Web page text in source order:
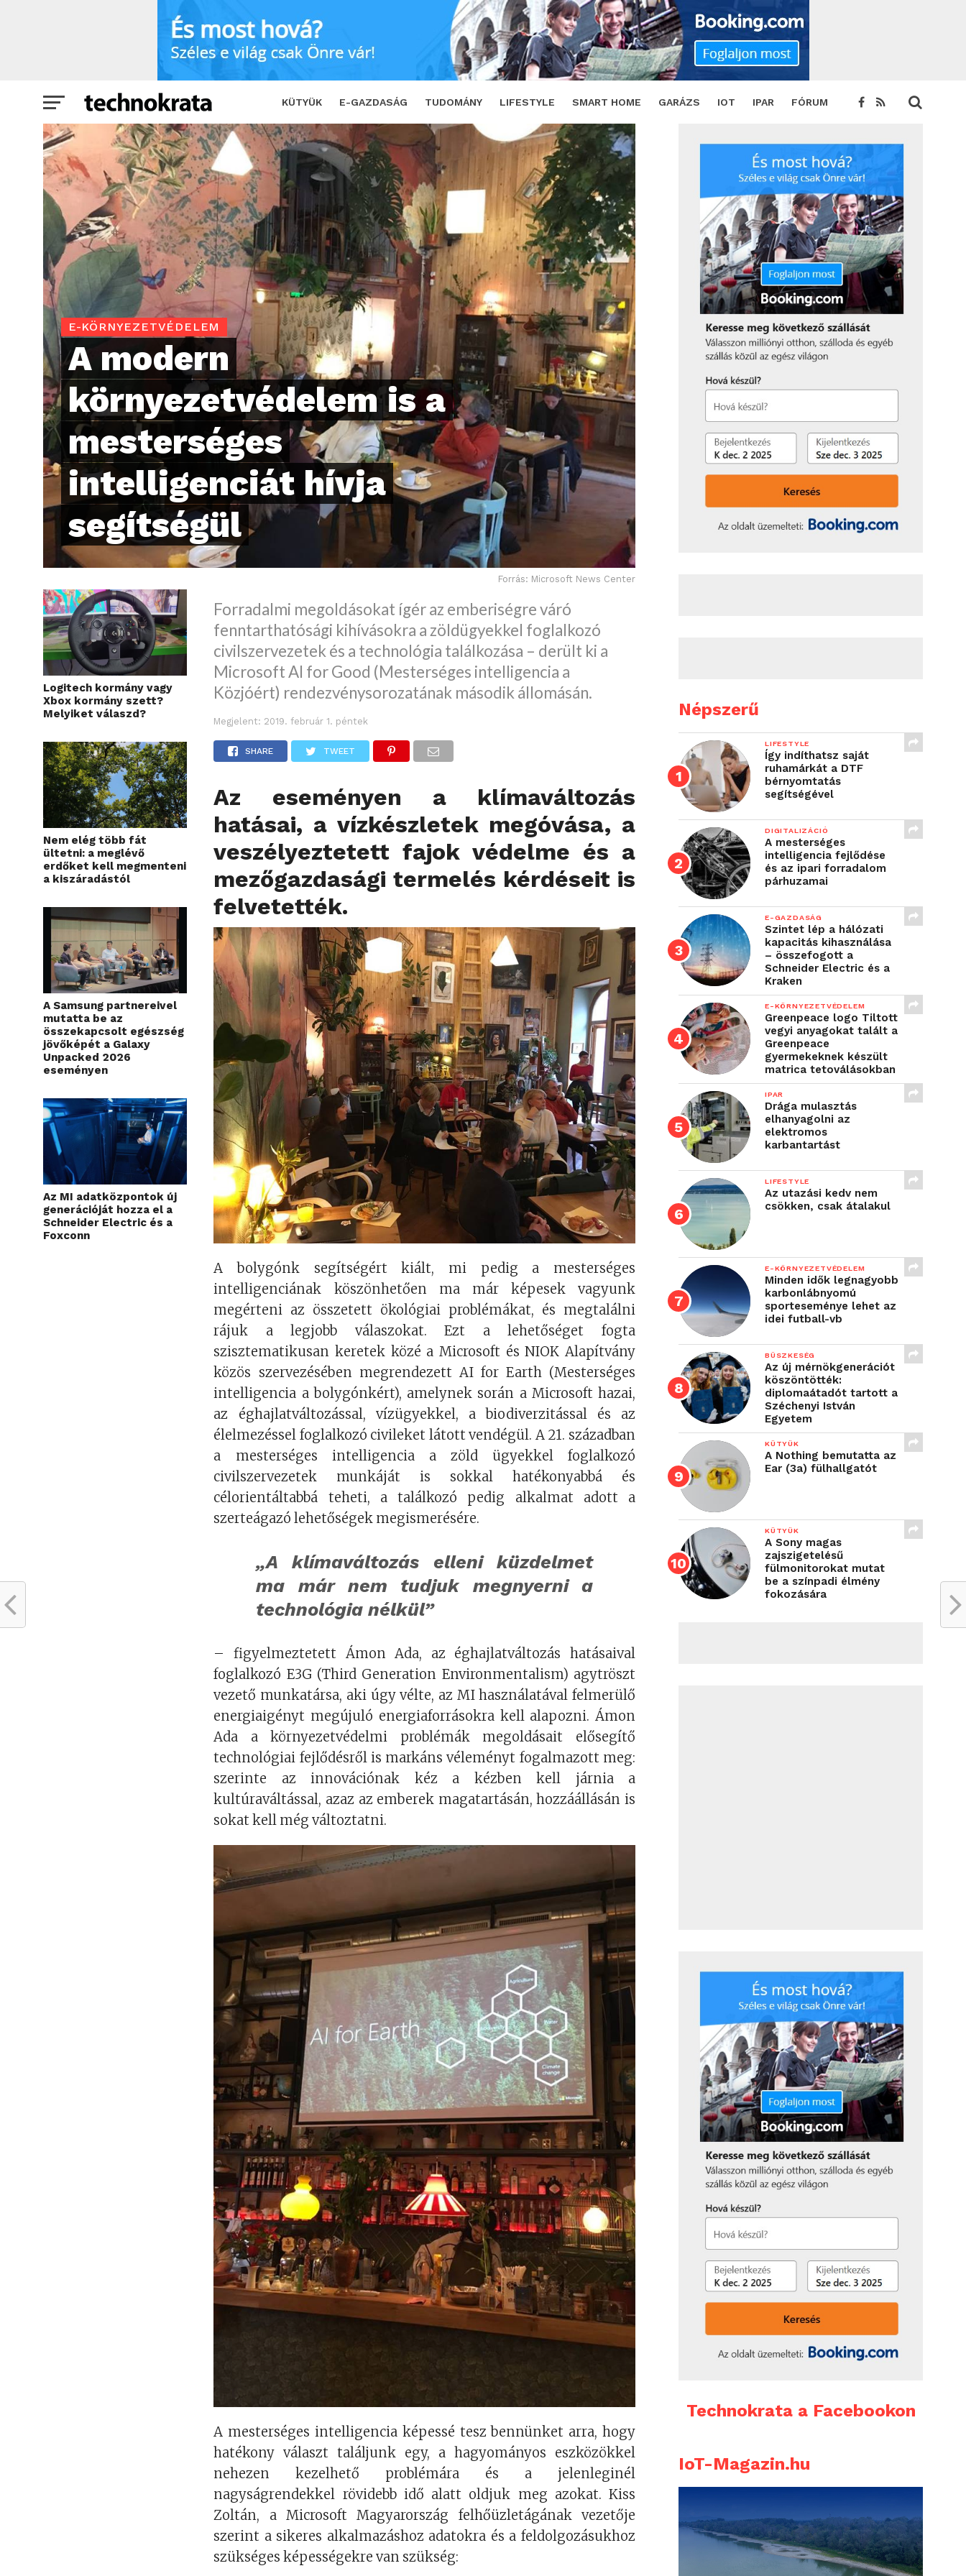
KÜTYÜK E-GAZDASÁG TUDOMÁNY LIFESTYLE SMART HOME GARÁZS IOT IPAR FÓRUM
A modern környezetvédelem is a mesterséges intelligenciát hívja segítségül SHARE TWEET
E-KÖRNYEZETVÉDELEM
A modern
környezetvédelem is a
mesterséges
intelligenciát hívja
segítségül
Logitech kormány vagy
Xbox kormány szett?
Melyiket válaszd?
Nem elég több fát
ültetni: a meglévő
erdőket kell megmenteni
a kiszáradástól
A Samsung partnereivel
mutatta be az
összekapcsolt egészség
jövőképét a Galaxy
Unpacked 2026
eseményen
Az MI adatközpontok új
generációját hozza el a
Schneider Electric és a
Foxconn
Forrás: Microsoft News Center
Forradalmi megoldásokat ígér az emberiségre váró
fenntarthatósági kihívásokra a zöldügyekkel foglalkozó
civilszervezetek és a technológia találkozása – derült ki a
Microsoft AI for Good (Mesterséges intelligencia a
Közjóért) rendezvénysorozatának második állomásán.
Megjelent: 2019. február 1. péntek
SHARE TWEET
Az eseményen a klímaváltozás
hatásai, a vízkészletek megóvása, a
veszélyeztetett fajok védelme és a
mezőgazdasági termelés kérdéseit is
felvetették.
A bolygónk segítségért kiált, mi pedig a mesterséges
intelligenciának köszönhetően ma már képesek vagyunk
megérteni az összetett ökológiai problémákat, és megtalálni
rájuk a legjobb válaszokat. Ezt a lehetőséget fogta
szisztematikusan keretek közé a Microsoft és NIOK Alapítvány
közös szervezésében megrendezett AI for Earth (Mesterséges
intelligencia a bolygónkért), amelynek során a Microsoft hazai,
az éghajlatváltozással, vízügyekkel, a biodiverzitással és az
élelmezéssel foglalkozó civileket látott vendégül. A 21. században
a mesterséges intelligencia a zöld ügyekkel foglalkozó
civilszervezetek munkáját is sokkal hatékonyabbá és
célorientáltabbá teheti, a találkozó pedig alkalmat adott a
szerteágazó lehetőségek megismerésére.
„A klímaváltozás elleni küzdelmet
ma már nem tudjuk megnyerni a
technológia nélkül”
– figyelmeztetett Ámon Ada, az éghajlatváltozás hatásaival
foglalkozó E3G (Third Generation Environmentalism) agytröszt
vezető munkatársa, aki úgy vélte, az MI használatával felmerülő
energiaigényt megújuló energiaforrásokra kell alapozni. Ámon
Ada a környezetvédelmi problémák megoldásait elősegítő
technológiai fejlődésről is markáns véleményt fogalmazott meg:
szerinte az innovációnak kéz a kézben kell járnia a
kultúraváltással, azaz az emberek magatartásán, hozzáállásán is
sokat kell még változtatni.
A mesterséges intelligencia képessé tesz bennünket arra, hogy
hatékony választ találjunk egy, a hagyományos eszközökkel
nehezen kezelhető problémára és a jelenleginél
nagyságrendekkel rövidebb idő alatt oldjuk meg azokat. Kiss
Zoltán, a Microsoft Magyarország felhőüzletágának vezetője
szerint a sikeres alkalmazáshoz adatokra és a feldolgozásukhoz
szükséges képességekre van szükség:
Népszerű
LIFESTYLE
Így indíthatsz saját
ruhamárkát a DTF
bérnyomtatás
segítségével
DIGITALIZÁCIÓ
A mesterséges
intelligencia fejlődése
és az ipari forradalom
párhuzamai
E-GAZDASÁG
Szintet lép a hálózati
kapacitás kihasználása
– összefogott a
Schneider Electric és a
Kraken
E-KÖRNYEZETVÉDELEM
Greenpeace logo Tiltott
vegyi anyagokat talált a
Greenpeace
gyermekeknek készült
matrica tetoválásokban
IPAR
Drága mulasztás
elhanyagolni az
elektromos
karbantartást
LIFESTYLE
Az utazási kedv nem
csökken, csak átalakul
E-KÖRNYEZETVÉDELEM
Minden idők legnagyobb
karbonlábnyomú
sporteseménye lehet az
idei futball-vb
BÜSZKESÉG
Az új mérnökgenerációt
köszöntötték:
diplomaátadót tartott a
Széchenyi István
Egyetem
KÜTYÜK
A Nothing bemutatta az
Ear (3a) fülhallgatót
KÜTYÜK
A Sony magas
zajszigetelésű
fülmonitorokat mutat
be a színpadi élmény
fokozására
Technokrata a Facebookon
IoT-Magazin.hu